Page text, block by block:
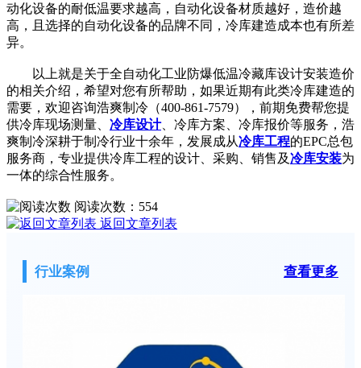
动化设备的耐低温要求越高，自动化设备材质越好，造价越
高，且选择的自动化设备的品牌不同，冷库建造成本也有所差
异。
以上就是关于全自动化工业防爆低温冷藏库设计安装造价
的相关介绍，希望对您有所帮助，如果近期有此类冷库建造的
需要，欢迎咨询浩爽制冷（400-861-7579），前期免费帮您提
供冷库现场测量、 冷库设计、冷库方案、冷库报价等服务，浩
爽制冷深耕于制冷行业十余年，发展成从冷库工程的EPC总包
服务商，专业提供冷库工程的设计、采购、销售及冷库安装为
一体的综合性服务。
阅读次数： 554
返回文章列表
行业案例 查看更多